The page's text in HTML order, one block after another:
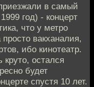
в самый
год) - концерт
что у метро
вакханалия,
ибо кинотеатр.
остался
будет
спустя 10 лет.